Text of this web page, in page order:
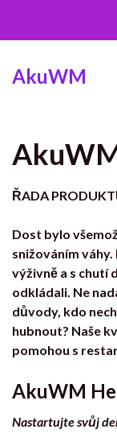
AkuWM
ŘADA
Dost bylo
snižováním
výživně a s chutí
odkládali. Ne
důvody, kdo
hubnout? Naše
pomohou s
AkuWM
Nastartujte svůj